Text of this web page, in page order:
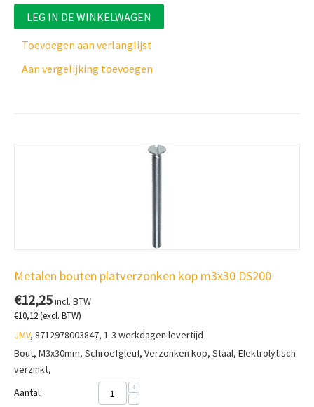
LEG IN DE WINKELWAGEN
Toevoegen aan verlanglijst
Aan vergelijking toevoegen
Metalen bouten platverzonken kop m3x30 DS200
€12,25incl. BTW
€10,12(excl. BTW)
JMV, 8712978003847, 1-3 werkdagen levertijd
Bout, M3x30mm, Schroefgleuf, Verzonken kop, Staal, Elektrolytisch
verzinkt,
Aantal:
+
−